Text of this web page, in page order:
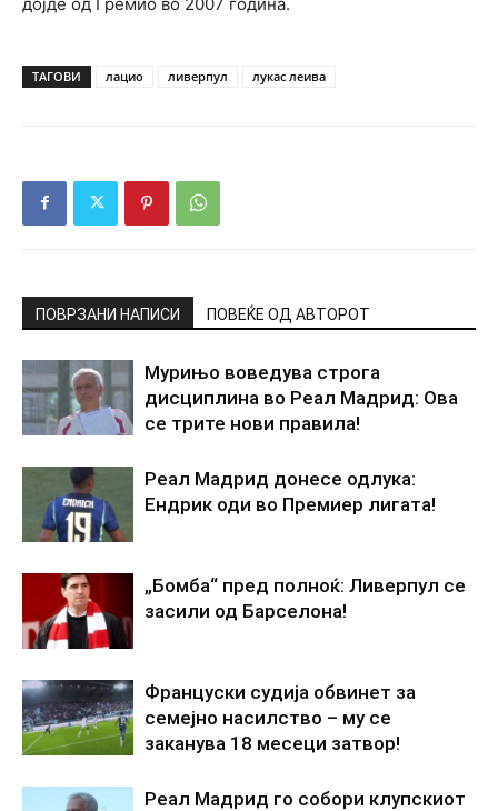
ТАГОВИ лацио ливерпул лукас леива
ПОВРЗАНИ НАПИСИ ПОВЕЌЕ ОД АВТОРОТ
Мурињо воведува строга
дисциплина во Реал Мадрид: Ова
се трите нови правила!
Реал Мадрид донесе одлука:
Ендрик оди во Премиер лигата!
„Бомба“ пред полноќ: Ливерпул се
засили од Барселона!
Француски судија обвинет за
семејно насилство – му се
заканува 18 месеци затвор!
Реал Мадрид го собори клупскиот